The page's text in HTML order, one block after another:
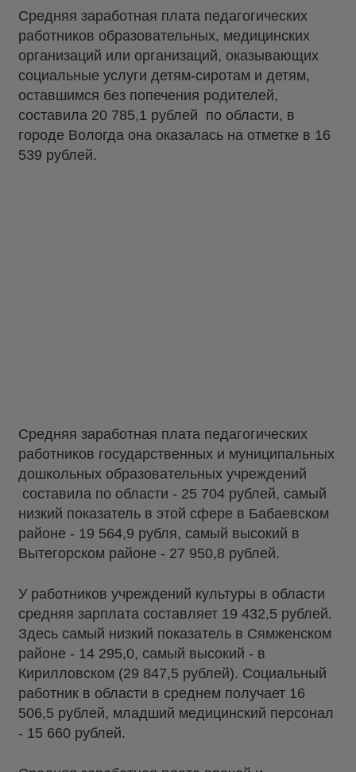
Средняя заработная плата педагогических
работников образовательных, медицинских
организаций или организаций, оказывающих
социальные услуги детям-сиротам и детям,
оставшимся без попечения родителей,
составила 20 785,1 рублей по области, в
городе Вологда она оказалась на отметке в 16
539 рублей.
Средняя заработная плата педагогических
работников государственных и муниципальных
дошкольных образовательных учреждений
составила по области - 25 704 рублей, самый
низкий показатель в этой сфере в Бабаевском
районе - 19 564,9 рубля, самый высокий в
Вытегорском районе - 27 950,8 рублей.
У работников учреждений культуры в области
средняя зарплата составляет 19 432,5 рублей.
Здесь самый низкий показатель в Сямженском
районе - 14 295,0, самый высокий - в
Кирилловском (29 847,5 рублей). Социальный
работник в области в среднем получает 16
506,5 рублей, младший медицинский персонал
- 15 660 рублей.